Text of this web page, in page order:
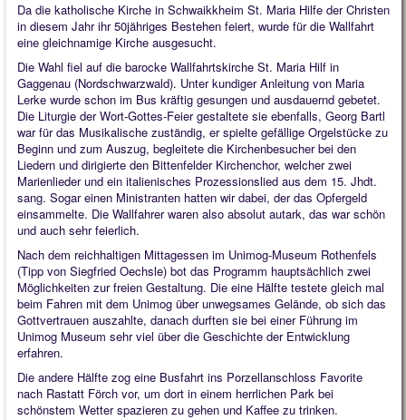
Da die katholische Kirche in Schwaikkheim St. Maria Hilfe der Christen
in diesem Jahr ihr 50jähriges Bestehen feiert, wurde für die Wallfahrt
eine gleichnamige Kirche ausgesucht.
Die Wahl fiel auf die barocke Wallfahrtskirche St. Maria Hilf in
Gaggenau (Nordschwarzwald). Unter kundiger Anleitung von Maria
Lerke wurde schon im Bus kräftig gesungen und ausdauernd gebetet.
Die Liturgie der Wort-Gottes-Feier gestaltete sie ebenfalls, Georg Bartl
war für das Musikalische zuständig, er spielte gefällige Orgelstücke zu
Beginn und zum Auszug, begleitete die Kirchenbesucher bei den
Liedern und dirigierte den Bittenfelder Kirchenchor, welcher zwei
Marienlieder und ein italienisches Prozessionslied aus dem 15. Jhdt.
sang. Sogar einen Ministranten hatten wir dabei, der das Opfergeld
einsammelte. Die Wallfahrer waren also absolut autark, das war schön
und auch sehr feierlich.
Nach dem reichhaltigen Mittagessen im Unimog-Museum Rothenfels
(Tipp von Siegfried Oechsle) bot das Programm hauptsächlich zwei
Möglichkeiten zur freien Gestaltung. Die eine Hälfte testete gleich mal
beim Fahren mit dem Unimog über unwegsames Gelände, ob sich das
Gottvertrauen auszahlte, danach durften sie bei einer Führung im
Unimog Museum sehr viel über die Geschichte der Entwicklung
erfahren.
Die andere Hälfte zog eine Busfahrt ins Porzellanschloss Favorite
nach Rastatt Förch vor, um dort in einem herrlichen Park bei
schönstem Wetter spazieren zu gehen und Kaffee zu trinken.